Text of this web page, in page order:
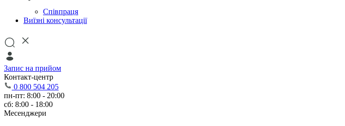
Співпраця
Виїзні консультації
Запис на прийом
Контакт-центр
0 800 504 205
пн-пт: 8:00 - 20:00
сб: 8:00 - 18:00
Месенджери